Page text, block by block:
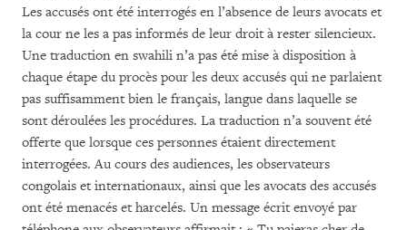
Les accusés ont été interrogés en l’absence de leurs avocats et
la cour ne les a pas informés de leur droit à rester silencieux.
Une traduction en swahili n’a pas été mise à disposition à
chaque étape du procès pour les deux accusés qui ne parlaient
pas suffisamment bien le français, langue dans laquelle se
sont déroulées les procédures. La traduction n’a souvent été
offerte que lorsque ces personnes étaient directement
interrogées. Au cours des audiences, les observateurs
congolais et internationaux, ainsi que les avocats des accusés
ont été menacés et harcelés. Un message écrit envoyé par